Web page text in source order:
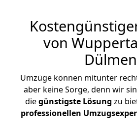
von
Dülmen
Umzüge können mitunter
aber keine Sorge, denn wir
diegünstigste Lösung zu
professionellen